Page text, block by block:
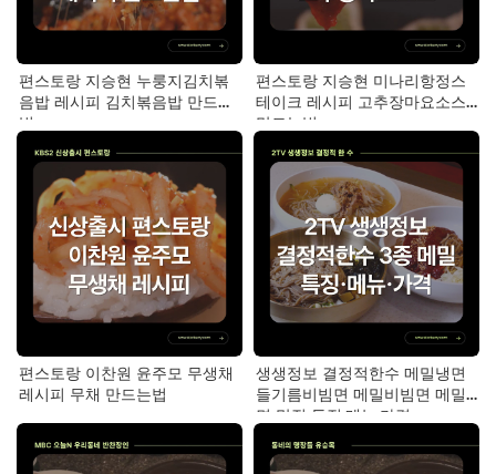
편스토랑 지승현 누룽지김치볶
음밥 레시피 김치볶음밥 만드는
법
편스토랑 지승현 미나리항정스
테이크 레시피 고추장마요소스
만드는법
편스토랑 이찬원 윤주모 무생채
레시피 무채 만드는법
생생정보 결정적한수 메밀냉면
들기름비빔면 메밀비빔면 메밀
면 맛집 특징·메뉴·가격